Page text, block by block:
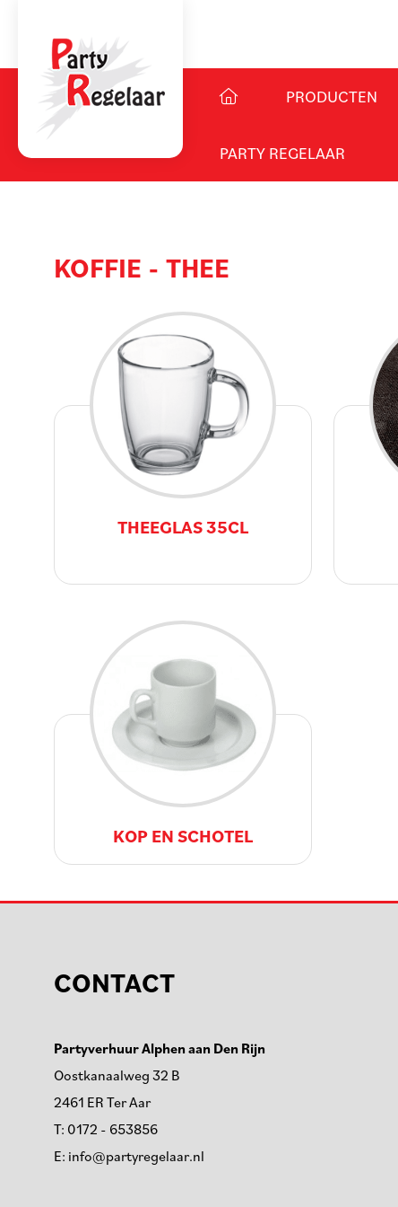
PRODUCTEN
PARTY REGELAAR
KOFFIE - THEE
THEEGLAS 35CL
KOP EN SCHOTEL
CONTACT
Partyverhuur Alphen aan Den Rijn
Oostkanaalweg 32 B
2461 ER Ter Aar
T: 0172 - 653856
E: info@partyregelaar.nl